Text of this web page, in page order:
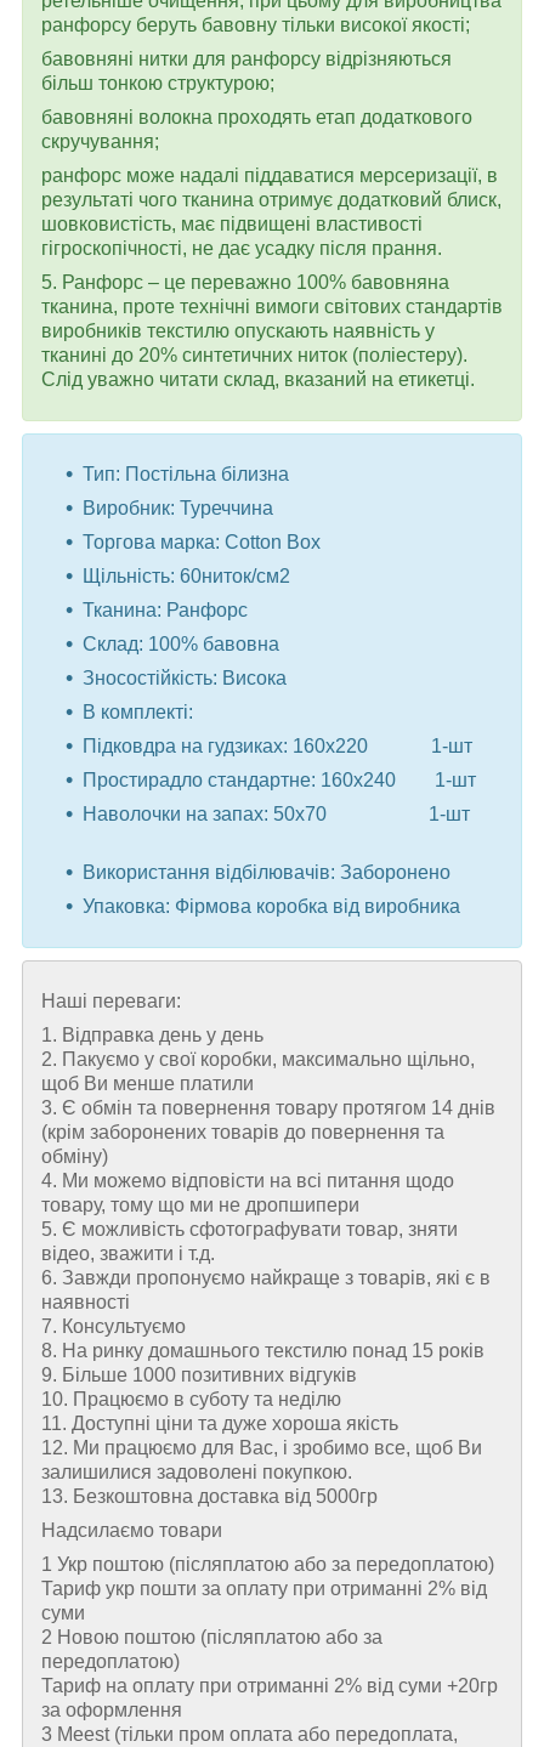
ранфорсу беруть бавовну тільки високої якості;
бавовняні нитки для ранфорсу відрізняються
більш тонкою структурою;
бавовняні волокна проходять етап додаткового
скручування;
ранфорс може надалі піддаватися мерсеризації, в
результаті чого тканина отримує додатковий блиск,
шовковистість, має підвищені властивості
гігроскопічності, не дає усадку після прання.
5. Ранфорс – це переважно 100% бавовняна
тканина, проте технічні вимоги світових стандартів
виробників текстилю опускають наявність у
тканині до 20% синтетичних ниток (поліестеру).
Слід уважно читати склад, вказаний на етикетці.
Тип: Постільна білизна
Виробник: Туреччина
Торгова марка: Cotton Box
Щільність: 60ниток/см2
Тканина: Ранфорс
Склад: 100% бавовна
Зносостійкість: Висока
В комплекті:
Підковдра на гудзиках: 160x220 1-шт
Простирадло стандартне: 160x240 1-шт
Наволочки на запах: 50x70 1-шт
Використання відбілювачів: Заборонено
Упаковка: Фірмова коробка від виробника
Наші переваги:
1. Відправка день у день
2. Пакуємо у свої коробки, максимально щільно,
щоб Ви менше платили
3. Є обмін та повернення товару протягом 14 днів
(крім заборонених товарів до повернення та
обміну)
4. Ми можемо відповісти на всі питання щодо
товару, тому що ми не дропшипери
5. Є можливість сфотографувати товар, зняти
відео, зважити і т.д.
6. Завжди пропонуємо найкраще з товарів, які є в
наявності
7. Консультуємо
8. На ринку домашнього текстилю понад 15 років
9. Більше 1000 позитивних відгуків
10. Працюємо в суботу та неділю
11. Доступні ціни та дуже хороша якість
12. Ми працюємо для Вас, і зробимо все, щоб Ви
залишилися задоволені покупкою.
13. Безкоштовна доставка від 5000гр
Надсилаємо товари
1 Укр поштою (пiсляплатою або за передоплатою)
Тариф укр пошти за оплату при отриманні 2% від
суми
2 Новою поштою (пiсляплатою або за
передоплатою)
Тариф на оплату при отриманні 2% від суми +20гр
за оформлення
3 Meest (тільки пром оплата або передоплата,